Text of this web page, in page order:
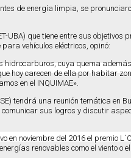
de energía limpia, se
UBA) que tiene entre sus objetivos
vehículos eléctricos, opinó:
hidrocarburos, cuya quema
hoy carecen de ella por habitar
en el INQUIMAE».
tendrá una reunión temática en
sus logros y discutir
noviembre del 2016 el premio
renovables como el viento o